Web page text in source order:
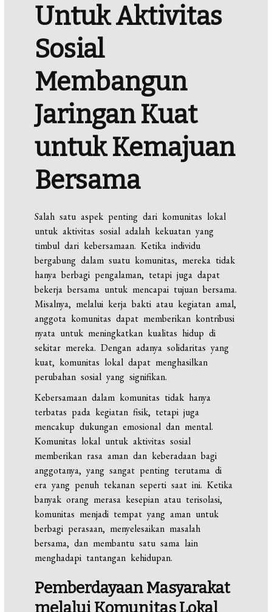
Untuk Aktivitas
Sosial
Membangun
Jaringan Kuat
untuk Kemajuan
Bersama
Salah satu aspek penting dari komunitas lokal
untuk aktivitas sosial adalah kekuatan yang
timbul dari kebersamaan. Ketika individu
bergabung dalam suatu komunitas, mereka tidak
hanya berbagi pengalaman, tetapi juga dapat
bekerja bersama untuk mencapai tujuan bersama.
Misalnya, melalui kerja bakti atau kegiatan amal,
anggota komunitas dapat memberikan kontribusi
nyata untuk meningkatkan kualitas hidup di
sekitar mereka. Dengan adanya solidaritas yang
kuat, komunitas lokal dapat menghasilkan
perubahan sosial yang signifikan.
Kebersamaan dalam komunitas tidak hanya
terbatas pada kegiatan fisik, tetapi juga
mencakup dukungan emosional dan mental.
Komunitas lokal untuk aktivitas sosial
memberikan rasa aman dan keberadaan bagi
anggotanya, yang sangat penting terutama di
era yang penuh tekanan seperti saat ini. Ketika
banyak orang merasa kesepian atau terisolasi,
komunitas menjadi tempat yang aman untuk
berbagi perasaan, menyelesaikan masalah
bersama, dan membantu satu sama lain
menghadapi tantangan kehidupan.
Pemberdayaan Masyarakat
melalui Komunitas Lokal